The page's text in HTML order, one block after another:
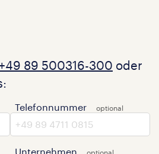
89 500316-300 oder
Telefonnummer
Unternehmen